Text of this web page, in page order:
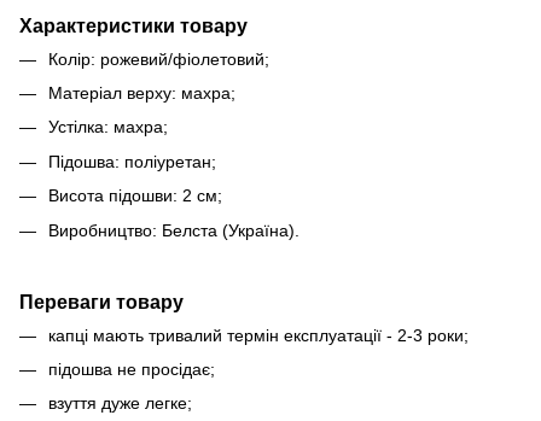
Характеристики товару
Колір: рожевий/фіолетовий;
Матеріал верху: махра;
Устілка: махра;
Підошва: поліуретан;
Висота підошви: 2 см;
Виробництво: Белста (Україна).
Переваги товару
капці мають тривалий термін експлуатації - 2-3 роки;
підошва не просідає;
взуття дуже легке;